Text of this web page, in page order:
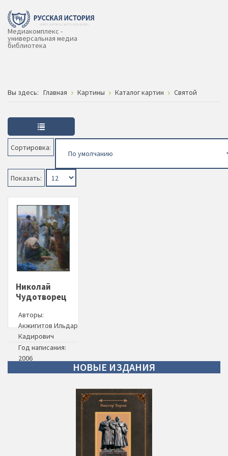
Медиакомплекс -
универсальная медиа
библиотека
Вы здесь: Главная Картины Каталог картин Святой
Сортировка:
Показать:
Николай
Чудотворец
Авторы:
Акжигитов Ильдар
Кадирович
Год написания:
2006
НОВЫЕ ИЗДАНИЯ